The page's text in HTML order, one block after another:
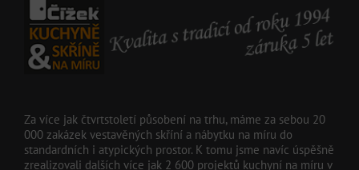
Za více jak čtvrtstoletí působení na trhu, máme za sebou 20
000 zakázek vestavěných skříní a nábytku na míru do
standardních i atypických prostor. K tomu jsme navíc úspěšně
zrealizovali dalších více jak 2 600 projektů kuchyní na míru v